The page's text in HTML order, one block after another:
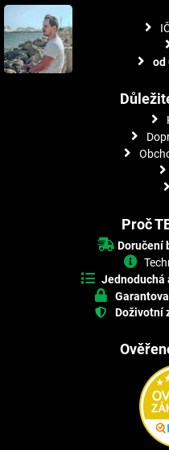
od
Proč
Doručení
Jednoduchá
Doživotní